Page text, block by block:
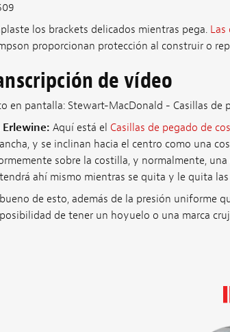
los brackets delicados mientras pega.
proporcionan protección al construir o
de vídeo
en pantalla: Stewart-MacDonald - Casillas de
Erlewine: Aquí está el Casillas de pegado de
y se inclinan hacia el centro como una
sobre la costilla, y normalmente,
ahí mismo mientras se quita y le quita las
de esto, además de la presión uniforme
de tener un hoyuelo o una marca